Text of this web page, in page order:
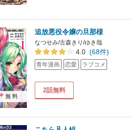
追放悪役令嬢の旦那様
なつせみ/古森きり/ゆき哉
4.0 (68件)
青年漫画 恋愛 ラブコメ
2話無料
無料